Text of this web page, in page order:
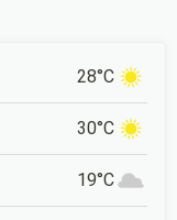
28°C
30°C
19°C